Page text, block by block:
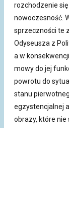
rozchodzenie
nowoczesność.
sprzeczności te
Odyseusza z
a w
mowy do jej
powrotu do
stanu
egzystencjalnej
obrazy, które